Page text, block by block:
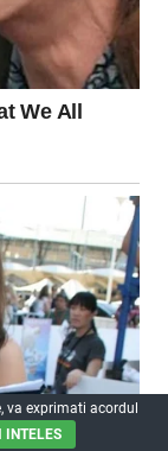
va exprimati acordul
INTELES